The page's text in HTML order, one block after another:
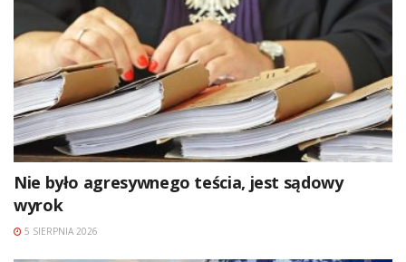
Nie było agresywnego teścia, jest sądowy
wyrok
5 SIERPNIA 2026